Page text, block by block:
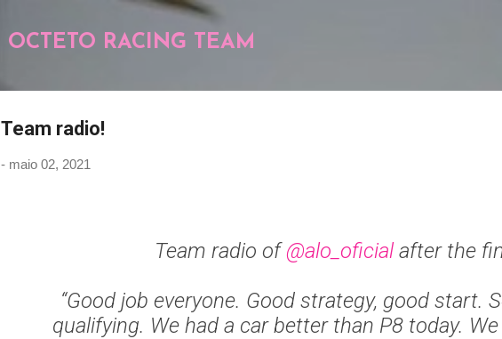
OCTETO RACING TEAM
Team radio!
- maio 02, 2021
Team radio of@alo_oficialafter the
“Good job everyone. Good strategy, good start.
qualifying. We had a car better than P8 today.